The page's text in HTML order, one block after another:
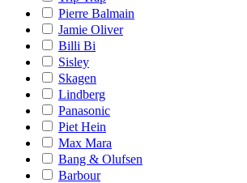
Pierre Balmain
Jamie Oliver
Billi Bi
Sisley
Skagen
Lindberg
Panasonic
Piet Hein
Max Mara
Bang & Olufsen
Barbour